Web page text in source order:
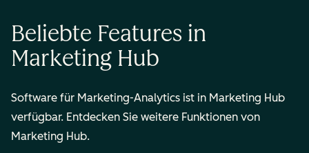
Beliebte Features in
Marketing Hub
Software für Marketing-Analytics ist in Marketing Hub
verfügbar. Entdecken Sie weitere Funktionen von
Marketing Hub.